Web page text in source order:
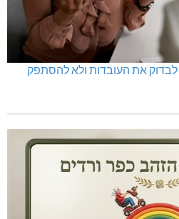
לבדוק את העובדות ולא להסתפק